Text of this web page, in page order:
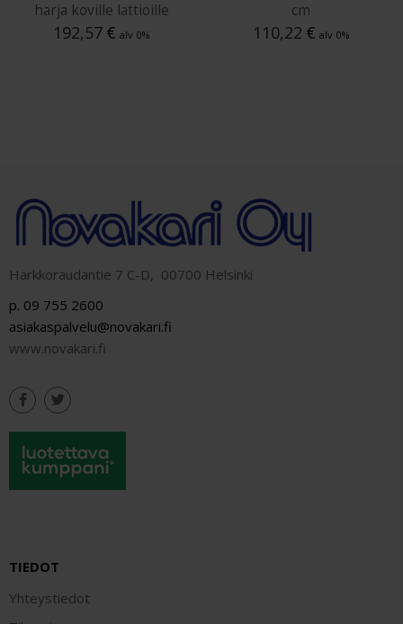
harja koville lattioille
192,57 € alv 0%
cm
110,22 € alv 0%
Harkkoraudantie 7 C-D, 00700 Helsinki
p. 09 755 2600
asiakaspalvelu@novakari.fi
www.novakari.fi
TIEDOT
Yhteystiedot